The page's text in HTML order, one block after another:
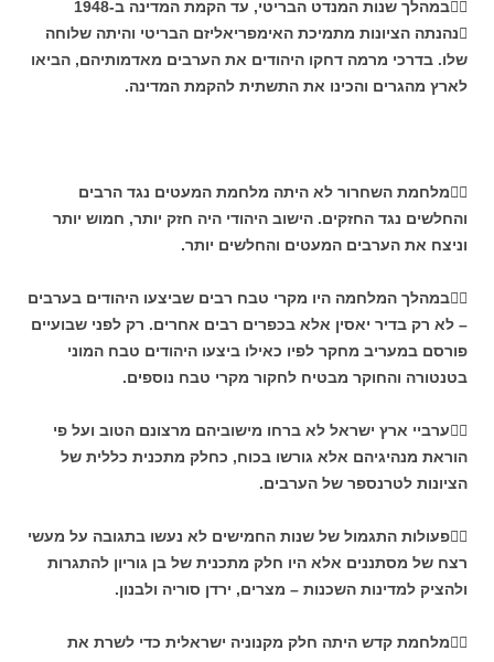
במהלך שנות המנדט הבריטי, עד הקמת המדינה ב-1948
נהנתה הציונות מתמיכת האימפריאליזם הבריטי והיתה שלוחה
שלו. בדרכי מרמה דחקו היהודים את הערבים מאדמותיהם, הביאו
לארץ מהגרים והכינו את התשתית להקמת המדינה.
מלחמת השחרור לא היתה מלחמת המעטים נגד הרבים
והחלשים נגד החזקים. הישוב היהודי היה חזק יותר, חמוש יותר
וניצח את הערבים המעטים והחלשים יותר.
במהלך המלחמה היו מקרי טבח רבים שביצעו היהודים בערבים
– לא רק בדיר יאסין אלא בכפרים רבים אחרים. רק לפני שבועיים
פורסם במעריב מחקר לפיו כאילו ביצעו היהודים טבח המוני
בטנטורה והחוקר מבטיח לחקור מקרי טבח נוספים.
ערביי ארץ ישראל לא ברחו מישוביהם מרצונם הטוב ועל פי
הוראת מנהיגיהם אלא גורשו בכוח, כחלק מתכנית כללית של
הציונות לטרנספר של הערבים.
פעולות התגמול של שנות החמישים לא נעשו בתגובה על מעשי
רצח של מסתננים אלא היו חלק מתכנית של בן גוריון להתגרות
ולהציק למדינות השכנות – מצרים, ירדן סוריה ולבנון.
מלחמת קדש היתה חלק מקנוניה ישראלית כדי לשרת את